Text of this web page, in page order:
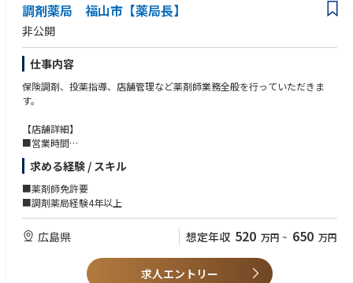
調剤薬局 福山市【薬局長】
非公開
仕事内容
保険調剤、投薬指導、店舗管理など薬剤師業務全般を行っていただきま
す。
【店舗詳細】
■営業時間
月火木金/9:00-18:00
水/9:00-12:00
土/8:30-12:00
求める経験 / スキル
■薬剤師免許要
■調剤薬局経験4年以上
広島県 想定年収 520 万円 ~ 650 万円
求人エントリー